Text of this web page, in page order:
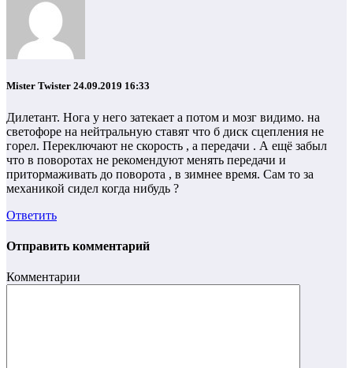
Mister Twister 24.09.2019 16:33
Дилетант. Нога у него затекает а потом и мозг видимо. на
светофоре на нейтральную ставят что б диск сцепления не
горел. Переключают не скорость , а передачи . А ещё забыл
что в поворотах не рекомендуют менять передачи и
притормаживать до поворота , в зимнее время. Сам то за
механикой сидел когда нибудь ?
Ответить
Отправить комментарий
Комментарии